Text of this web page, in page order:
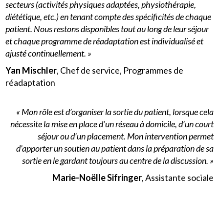
secteurs (activités physiques adaptées, physiothérapie,
diététique, etc.) en tenant compte des spécificités de chaque
patient. Nous restons disponibles tout au long de leur séjour
et chaque programme de réadaptation est individualisé et
ajusté continuellement. »
Yan Mischler, Chef de service, Programmes de
réadaptation
« Mon rôle est d’organiser la sortie du patient, lorsque cela
nécessite la mise en place d’un réseau à domicile, d’un court
séjour ou d’un placement. Mon intervention permet
d’apporter un soutien au patient dans la préparation de sa
sortie en le gardant toujours au centre de la discussion. »
Marie-Noëlle Sifringer, Assistante sociale